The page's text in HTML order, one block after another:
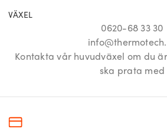
VÄXEL
0620-68 33 30
Kontakta vår huvudväxel om du
ska prata med